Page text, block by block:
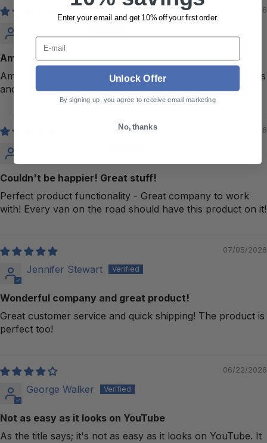
07/17/2026
Amazing!
Amazing! Clean complete kits with actual clear instructions
and quality parts. Fast delivery to us as well.
07/16/2026
Couldn't be happier! Great stuff!
Perfect product functionality - Great company to work
with! Every van on the road should have this product on it!
07/05/2026
Jennifer Stewart
Wonderful company and great product!
Great customer service and quick shipping! The product is
perfect too!
06/22/2026
George Walker
Not as easy as it looks on YouTube
As the title says; it's not as easy as it looks on YouTube. It
Enter your email and get 10% off your first order.
E-mail
Unlock Offer
By signing up, you agree to receive email marketing
No, thanks